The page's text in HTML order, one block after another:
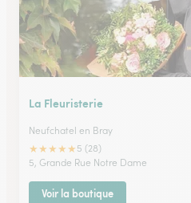
La Fleuristerie
Neufchatel en Bray
★★★★★ 5 (28)
5, Grande Rue Notre Dame
Voir la boutique